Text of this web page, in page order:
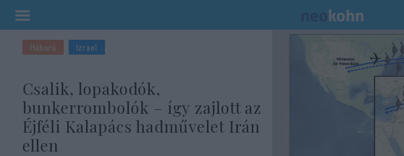
Kilépés
tartalomba
Háború Izrael
Csalik, lopakodók,
bunkerrombolók – így zajlott az
Éjféli Kalapács hadművelet Irán
ellen